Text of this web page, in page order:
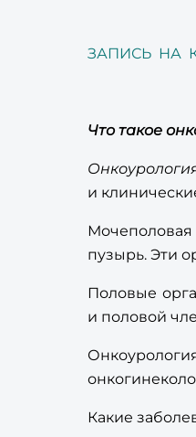
ЗАПИСЬ НА
Что такое
и
пузырь. Эти
Половые
и половой
Какие